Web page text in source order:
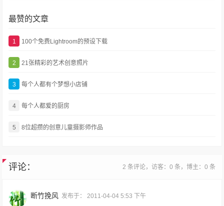
最赞的文章
1 100个免费Lightroom的预设下载
2 21张精彩的艺术创意照片
3 每个人都有个梦想小店铺
4 每个人都爱的厨房
5 8位超攒的创意儿童摄影师作品
评论： 2 条评论，访客：0 条，博主：0 条
断竹挽风 发布于： 2011-04-04 5:53 下午